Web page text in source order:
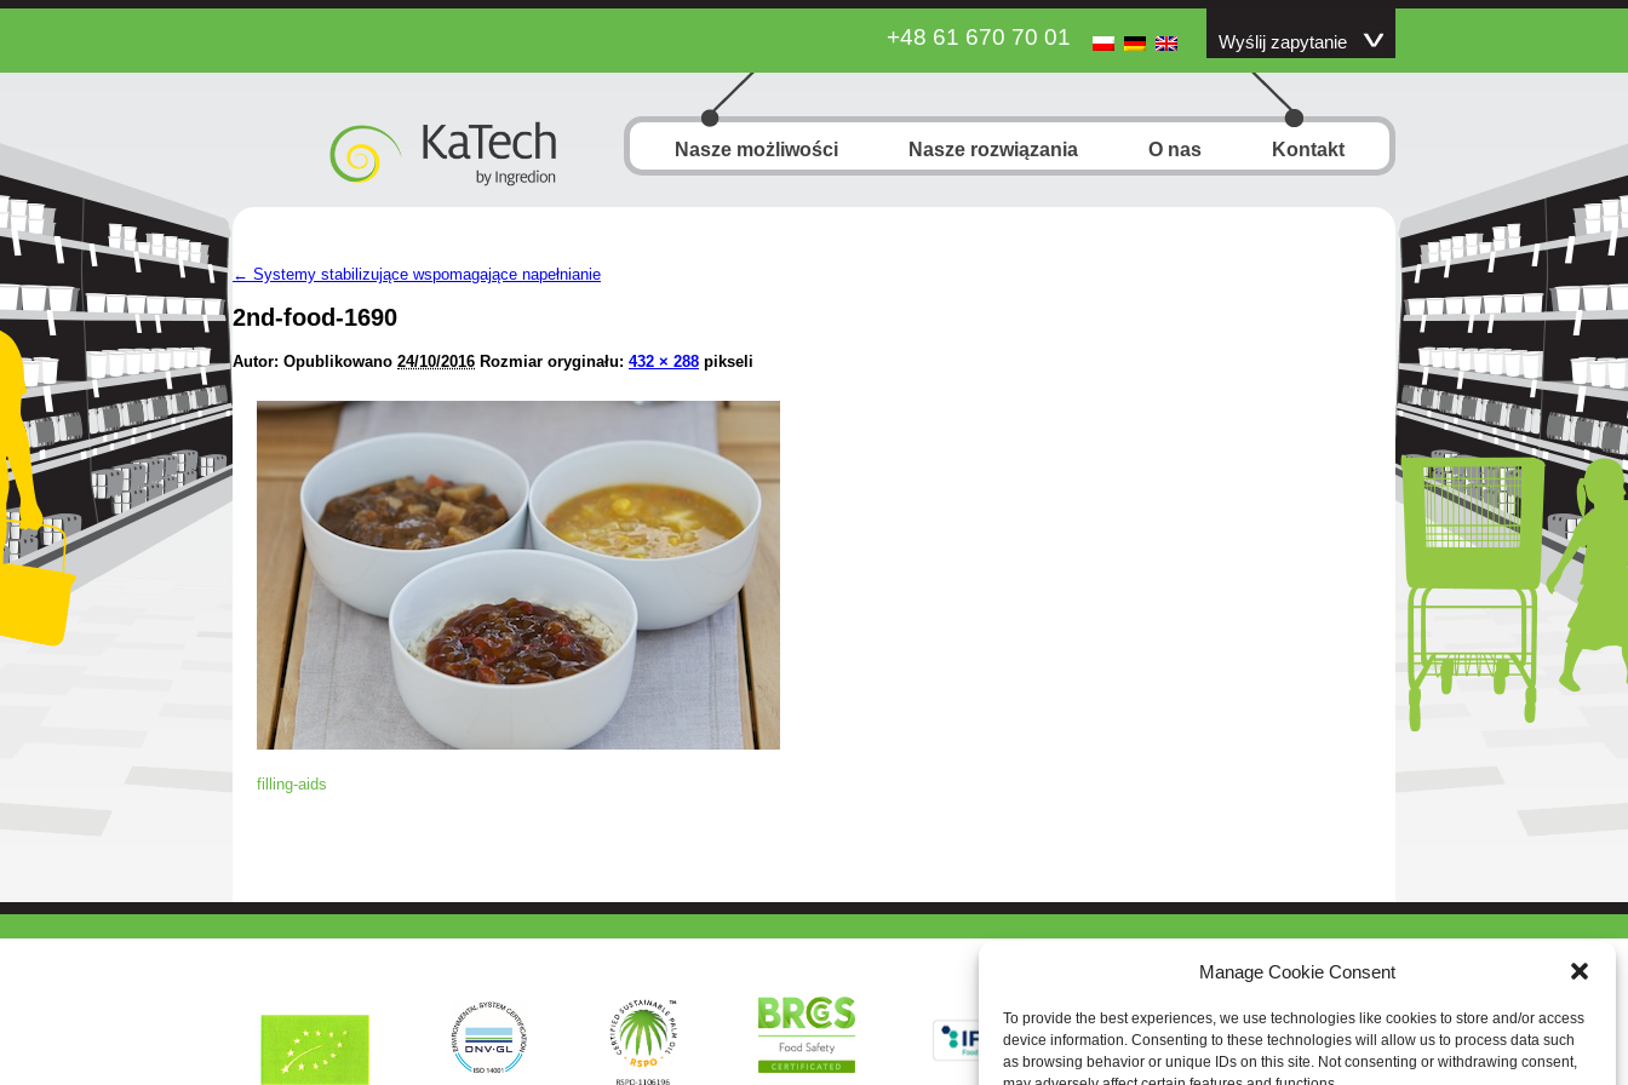
Manage Cookie Consent
To provide the best experiences, we use technologies like cookies to store and/or access
device information. Consenting to these technologies will allow us to process data such
as browsing behavior or unique IDs on this site. Not consenting or withdrawing consent,
+48 61 670 70 01 Wyślij zapytanie
Nasze możliwości Nasze rozwiązania O nas Kontakt
← Systemy stabilizujące wspomagające napełnianie
2nd-food-1690
Autor: Opublikowano 24/10/2016 Rozmiar oryginału: 432 × 288 pikseli
filling-aids